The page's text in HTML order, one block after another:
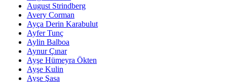
August Strindberg
Avery Corman
Ayça Derin Karabulut
Ayfer Tunç
Aylin Balboa
Aynur Çınar
Ayşe Hümeyra Ökten
Ayşe Kulin
Ayşe Şasa